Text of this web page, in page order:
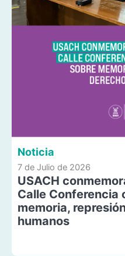
Noticia
7 de Julio de 2026
USACH
Calle Conferencia
memoria,
humanos